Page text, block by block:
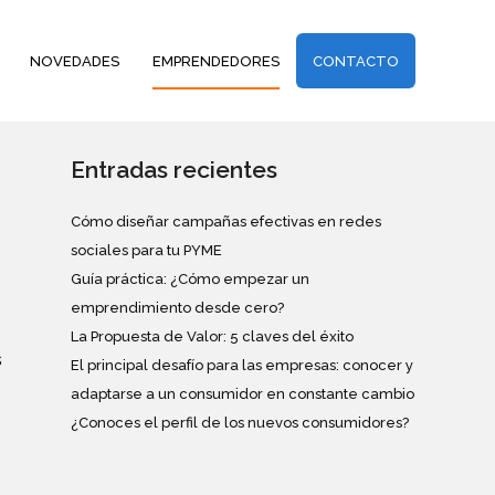
NOVEDADES EMPRENDEDORES CONTACTO
Entradas recientes
Cómo diseñar campañas efectivas en redes
sociales para tu PYME
Guía práctica: ¿Cómo empezar un
emprendimiento desde cero?
La Propuesta de Valor: 5 claves del éxito
El principal desafío para las empresas: conocer y
adaptarse a un consumidor en constante cambio
¿Conoces el perfil de los nuevos consumidores?